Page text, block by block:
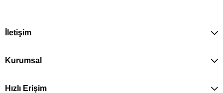
İletişim
Kurumsal
Hızlı Erişim